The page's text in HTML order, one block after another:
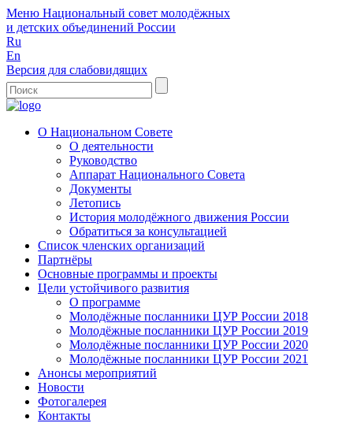
Меню Национальный совет молодёжных
и детских объединений России
Ru
En
Версия для слабовидящих
О Национальном Совете
О деятельности
Руководство
Аппарат Национального Совета
Документы
Летопись
История молодёжного движения России
Обратиться за консультацией
Список членских организаций
Партнёры
Основные программы и проекты
Цели устойчивого развития
О программе
Молодёжные посланники ЦУР России 2018
Молодёжные посланники ЦУР России 2019
Молодёжные посланники ЦУР России 2020
Молодёжные посланники ЦУР России 2021
Анонсы мероприятий
Новости
Фотогалерея
Контакты